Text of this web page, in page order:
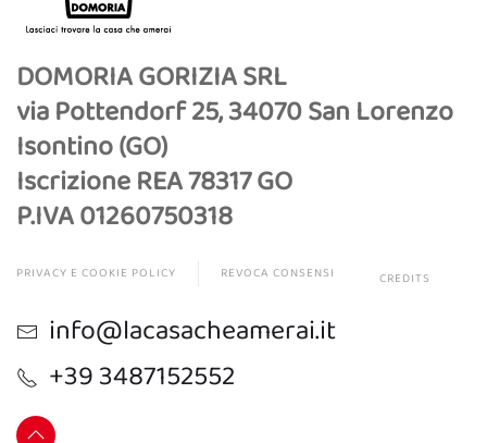
DOMORIA GORIZIA SRL
via Pottendorf 25, 34070 San Lorenzo
Isontino (GO)
Iscrizione REA 78317 GO
P.IVA 01260750318
PRIVACY E COOKIE POLICY REVOCA CONSENSI CREDITS
info@lacasacheamerai.it
+39 3487152552